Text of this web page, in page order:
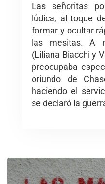
Las señoritas
lúdica, al toque
formar y ocultar
las mesitas. A
(Liliana Biacchi y
preocupaba
oriundo de
haciendo el
se declaró la